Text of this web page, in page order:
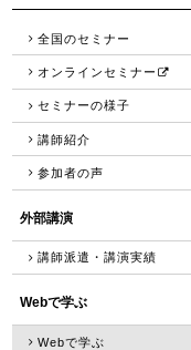
全国のセミナー
オンラインセミナー
セミナーの様子
講師紹介
参加者の声
外部講演
講師派遣・講演実績
Webで学ぶ
Webで学ぶ